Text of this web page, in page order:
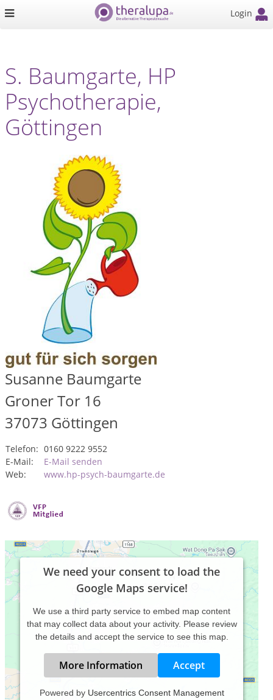
Login
S. Baumgarte, HP
Psychotherapie,
Göttingen
Susanne Baumgarte
Groner Tor 16
37073 Göttingen
Telefon: 0160 9222 9552
E-Mail:
E-Mail senden
Web:
www.hp-psych-baumgarte.de
We need your consent to load the
Google Maps service!
We use a third party service to embed map content
that may collect data about your activity. Please review
the details and accept the service to see this map.
More Information Accept
Powered by Usercentrics Consent Management